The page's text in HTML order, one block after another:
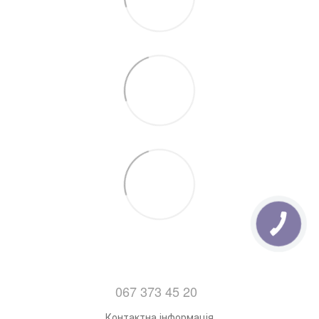
067 373 45 20